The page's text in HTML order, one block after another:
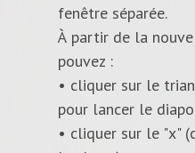
fenêtre séparée.
À partir de la
pouvez :
• cliquer sur le
pour lancer le
• cliquer sur le "x"